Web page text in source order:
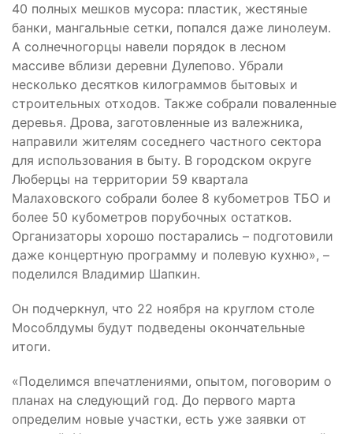
40 полных мешков мусора: пластик, жестяные
банки, мангальные сетки, попался даже линолеум.
А солнечногорцы навели порядок в лесном
массиве вблизи деревни Дулепово. Убрали
несколько десятков килограммов бытовых и
строительных отходов. Также собрали поваленные
деревья. Дрова, заготовленные из валежника,
направили жителям соседнего частного сектора
для использования в быту. В городском округе
Люберцы на территории 59 квартала
Малаховского собрали более 8 кубометров ТБО и
более 50 кубометров порубочных остатков.
Организаторы хорошо постарались – подготовили
даже концертную программу и полевую кухню», –
поделился Владимир Шапкин.
Он подчеркнул, что 22 ноября на круглом столе
Мособлдумы будут подведены окончательные
итоги.
«Поделимся впечатлениями, опытом, поговорим о
планах на следующий год. До первого марта
определим новые участки, есть уже заявки от